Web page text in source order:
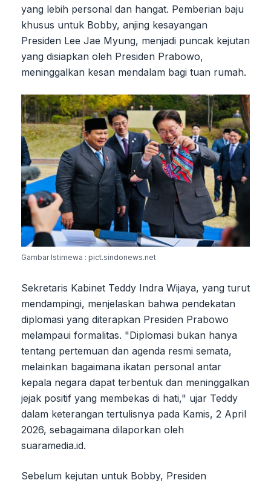
yang lebih personal dan hangat. Pemberian baju
khusus untuk Bobby, anjing kesayangan
Presiden Lee Jae Myung, menjadi puncak kejutan
yang disiapkan oleh Presiden Prabowo,
meninggalkan kesan mendalam bagi tuan rumah.
Gambar Istimewa : pict.sindonews.net
Sekretaris Kabinet Teddy Indra Wijaya, yang turut
mendampingi, menjelaskan bahwa pendekatan
diplomasi yang diterapkan Presiden Prabowo
melampaui formalitas. "Diplomasi bukan hanya
tentang pertemuan dan agenda resmi semata,
melainkan bagaimana ikatan personal antar
kepala negara dapat terbentuk dan meninggalkan
jejak positif yang membekas di hati," ujar Teddy
dalam keterangan tertulisnya pada Kamis, 2 April
2026, sebagaimana dilaporkan oleh
suaramedia.id.
Sebelum kejutan untuk Bobby, Presiden